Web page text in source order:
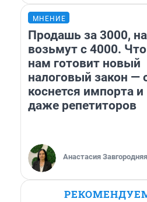
МНЕНИЕ
Продашь за 3000,
возьмут с 4000. Что
нам готовит новый
налоговый закон —
коснется импорта и
даже репетиторов
Анастасия Завгородняя